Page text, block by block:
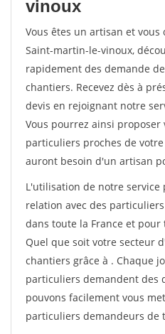
vinoux
Vous êtes un artisan et
Saint-martin-le-vinoux,
rapidement des demande
chantiers. Recevez dès à
devis en rejoignant notre
Vous pourrez ainsi proposer
particuliers proches de
auront besoin d'un artisan
L'utilisation de notre
relation avec des
dans toute la France et pour
Quel que soit votre secteur
chantiers grâce à . Chaque
particuliers demandent des
pouvons facilement vous
particuliers demandeurs de